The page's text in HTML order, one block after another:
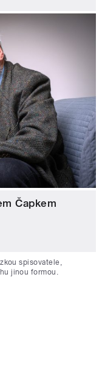
Čapkem
spisovatele,
jinou formou.